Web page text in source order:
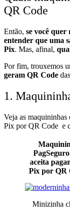
QR Code
Então, se você
entender que uma
Pix. Mas, afinal,
Por fim, trouxemos
geram QR Code
1.
Veja as maquininhas
Pix por QR Code e
P
aceita
Pix por QR
Minizinha